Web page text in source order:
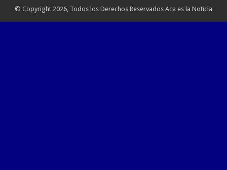
© Copyright 2026, Todos los Derechos Reservados Aca es la Noticia